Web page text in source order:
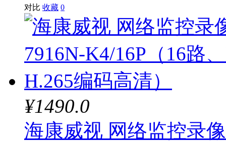
对比 收藏 0
¥1490.0
海康威视 网络监控录